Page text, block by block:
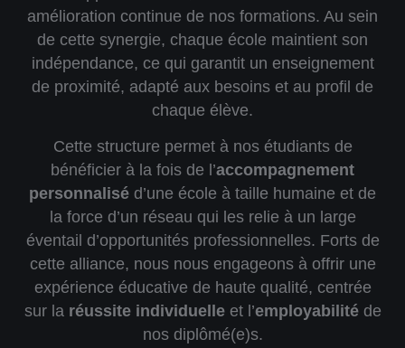
amélioration continue de nos formations. Au sein
de cette synergie, chaque école maintient son
indépendance, ce qui garantit un enseignement
de proximité, adapté aux besoins et au profil de
chaque élève.
Cette structure permet à nos étudiants de
bénéficier à la fois de l’accompagnement
personnalisé d’une école à taille humaine et de
la force d’un réseau qui les relie à un large
éventail d’opportunités professionnelles. Forts de
cette alliance, nous nous engageons à offrir une
expérience éducative de haute qualité, centrée
sur la réussite individuelle et l’employabilitéde
nos diplômé(e)s.